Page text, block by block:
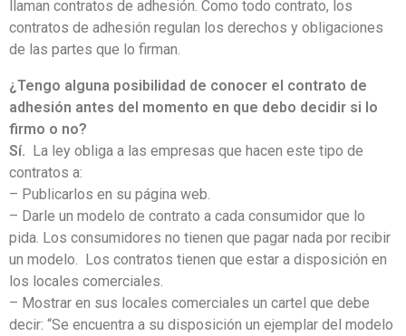
llaman contratos de adhesión. Como todo contrato, los
contratos de adhesión regulan los derechos y obligaciones
de las partes que lo firman.
¿Tengo alguna posibilidad de conocer el contrato de
adhesión antes del momento en que debo decidir si lo
firmo o no?
Sí. La ley obliga a las empresas que hacen este tipo de
contratos a:
– Publicarlos en su página web.
– Darle un modelo de contrato a cada consumidor que lo
pida. Los consumidores no tienen que pagar nada por recibir
un modelo. Los contratos tienen que estar a disposición en
los locales comerciales.
– Mostrar en sus locales comerciales un cartel que debe
decir: “Se encuentra a su disposición un ejemplar del modelo